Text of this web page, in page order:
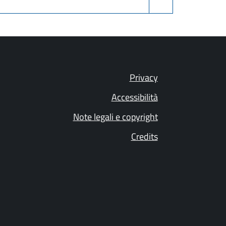
Privacy
Accessibilità
Note legali e copyright
Credits